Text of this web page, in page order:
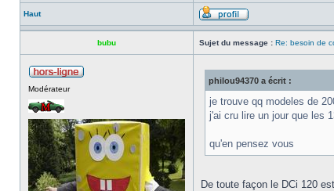
Haut
bubu Sujet du message : Re: besoin de
Modérateur
philou94370 a écrit :
je trouve qq modeles de
j'ai cru lire un jour que les
qu'en pensez vous
De toute façon le DCi 120